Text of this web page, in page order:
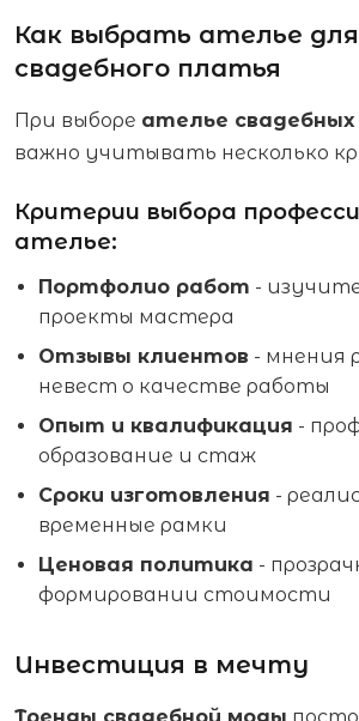
Как выбрать ателье
свадебного платья
При выборе ателье
важно учитывать несколько
Критерии выбора
ателье:
Портфолио работ -
проекты мастера
Отзывы клиентов - мнения
невест о качестве работы
Опыт и квалификация -
образование и стаж
Сроки изготовления -
временные рамки
Ценовая политика -
формировании стоимости
Инвестиция в мечту